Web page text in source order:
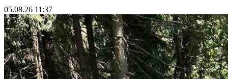
05.08.26 11:37